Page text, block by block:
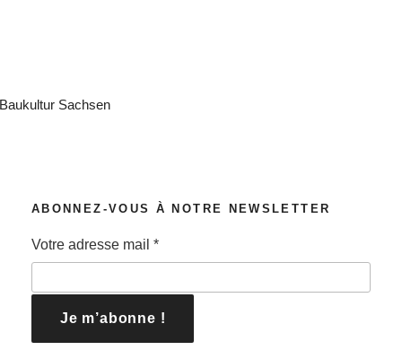
ABONNEZ-VOUS À NOTRE NEWSLETTER
Votre adresse mail *